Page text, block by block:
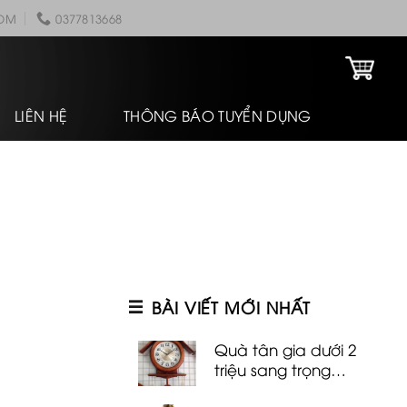
0377813668
LIÊN HỆ THÔNG BÁO TUYỂN DỤNG
BÀI VIẾT MỚI NHẤT
Quà tân gia dưới 2
triệu sang trọng